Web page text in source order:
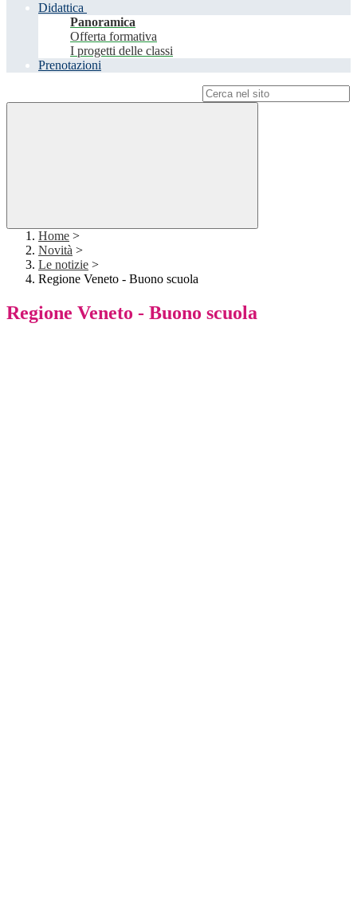
Didattica
Panoramica
Offerta formativa
I progetti delle classi
Prenotazioni
Home >
Novità >
Le notizie >
Regione Veneto - Buono scuola
Regione Veneto - Buono scuola